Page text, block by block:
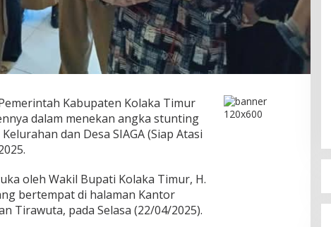
Kabupaten Kolaka Timur
dalam menekan angka stunting
dan Desa SIAGA (Siap Atasi
oleh Wakil Bupati Kolaka Timur, H.
bertempat di halaman Kantor
Tirawuta, pada Selasa (22/04/2025).